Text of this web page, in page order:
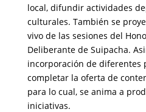
local, difundir actividades
culturales. También se
vivo de las sesiones del
Deliberante de Suipacha.
incorporación de diferentes
completar la oferta de
para lo cual, se anima a
iniciativas.